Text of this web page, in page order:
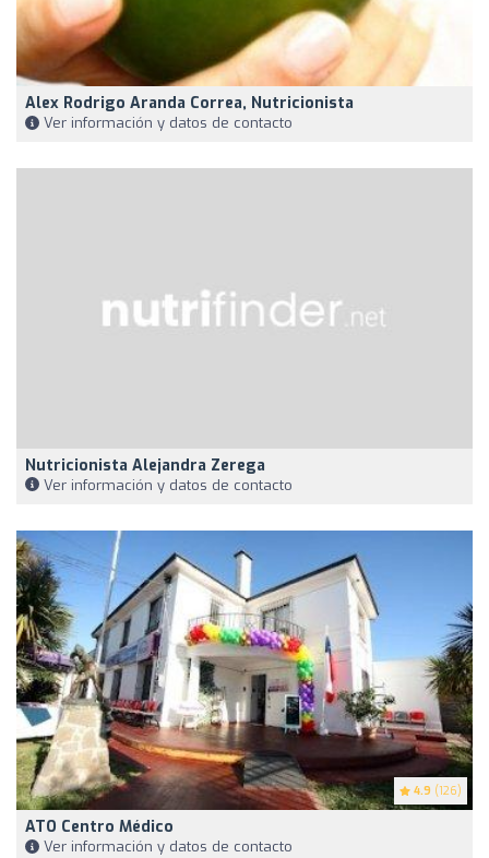
Alex Rodrigo Aranda Correa, Nutricionista
Ver información y datos de contacto
Nutricionista Alejandra Zerega
Ver información y datos de contacto
4.9 (126)
ATO Centro Médico
Ver información y datos de contacto